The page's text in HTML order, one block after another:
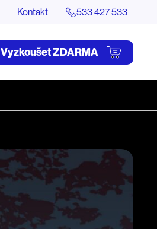
Kontakt 533 427 533
Vyzkoušet ZDARMA